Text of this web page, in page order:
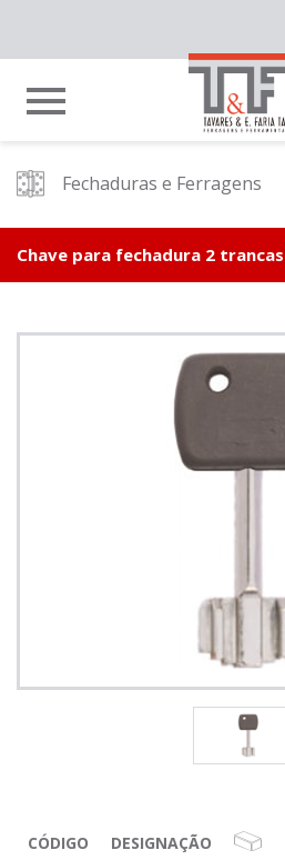
Fechaduras e Ferragens
Chave para fechadura 2 trancas
CÓDIGO DESIGNAÇÃO